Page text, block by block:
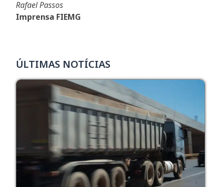
Rafael Passos
Imprensa FIEMG
ÚLTIMAS NOTÍCIAS